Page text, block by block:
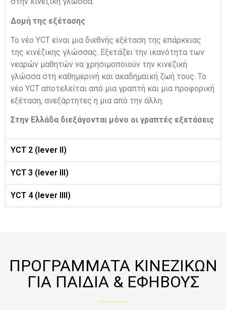
Δομή της εξέτασης
Το νέο YCT είναι μια διεθνής εξέταση της επάρκειας
της κινέζικης γλώσσας. Εξετάζει την ικανότητα των
νεαρών μαθητών να χρησιμοποιούν την κινεζική
γλώσσα στη καθημερινή και ακαδημαϊκή ζωή τους. Το
νέο YCT αποτελείται από μια γραπτή και μια προφορική
εξέταση, ανεξάρτητες η μια από την άλλη.
Στην Ελλάδα διεξάγονται μόνο οι γραπτές εξετάσεις
YCT 2 (lever II)
YCT 3 (lever III)
YCT 4 (lever IIII)
ΠΡΟΓΡΑΜΜΑΤΑ ΚΙΝΕΖΙΚΩΝ
ΓΙΑ ΠΑΙΔΙΑ & ΕΦΗΒΟΥΣ